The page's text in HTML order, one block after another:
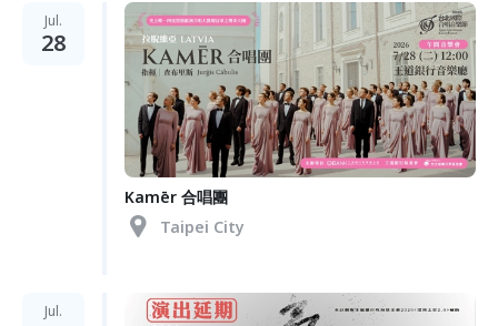
Jul.
28
Kamēr 合唱團
Taipei City
Jul.